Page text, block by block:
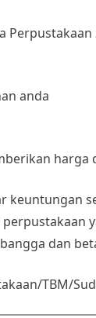
anda
dan
TBM/